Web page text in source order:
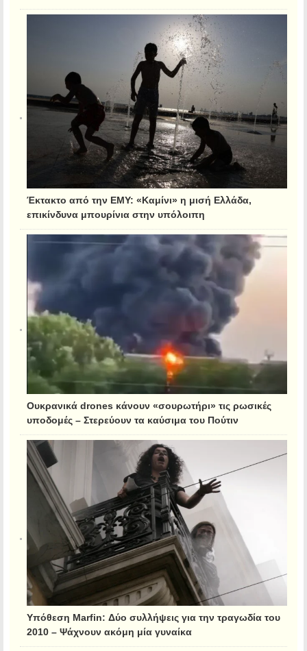
Έκτακτο από την ΕΜΥ: «Καμίνι» η μισή Ελλάδα,
επικίνδυνα μπουρίνια στην υπόλοιπη
Ουκρανικά drones κάνουν «σουρωτήρι» τις ρωσικές
υποδομές – Στερεύουν τα καύσιμα του Πούτιν
Υπόθεση Marfin: Δύο συλλήψεις για την τραγωδία του
2010 – Ψάχνουν ακόμη μία γυναίκα